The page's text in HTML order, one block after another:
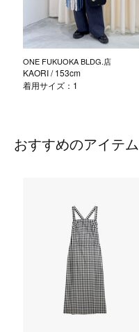
ONE FUKUOKA BLDG.店
KAORI/ 153cm
着用サイズ：1
おすすめのアイテム